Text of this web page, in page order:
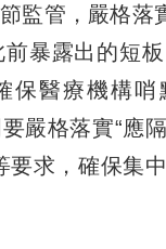
管，嚴格落
暴露出的短
保醫療機構哨
嚴格落實“應
要求，確保集